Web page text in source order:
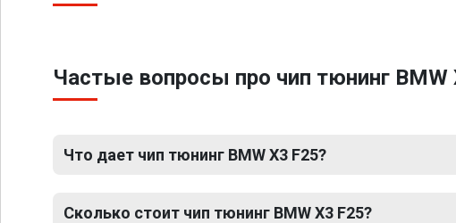
Частые вопросы про чип тюнинг
Что дает чип тюнинг BMW X3 F25?
Сколько стоит чип тюнинг BMW X3 F25?